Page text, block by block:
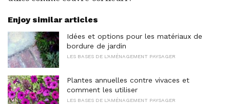
Enjoy similar articles
Idées et options pour les matériaux de
bordure de jardin
LES BASES DE L'AMÉNAGEMENT PAYSAGER
Plantes annuelles contre vivaces et
comment les utiliser
LES BASES DE L'AMÉNAGEMENT PAYSAGER